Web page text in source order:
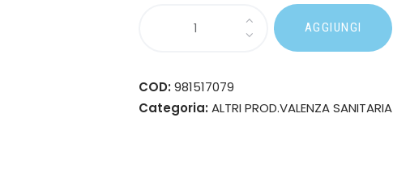
AGGIUNGI
COD:981517079
Categoria:ALTRI PROD.VALENZA SANITARIA